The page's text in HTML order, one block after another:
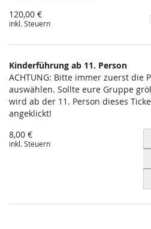
120,00 €
inkl. Steuern
Kinderführung ab 11. Person
ACHTUNG: Bitte immer zuerst die
auswählen. Sollte eure Gruppe
wird ab der 11. Person dieses
angeklickt!
8,00 €
inkl. Steuern